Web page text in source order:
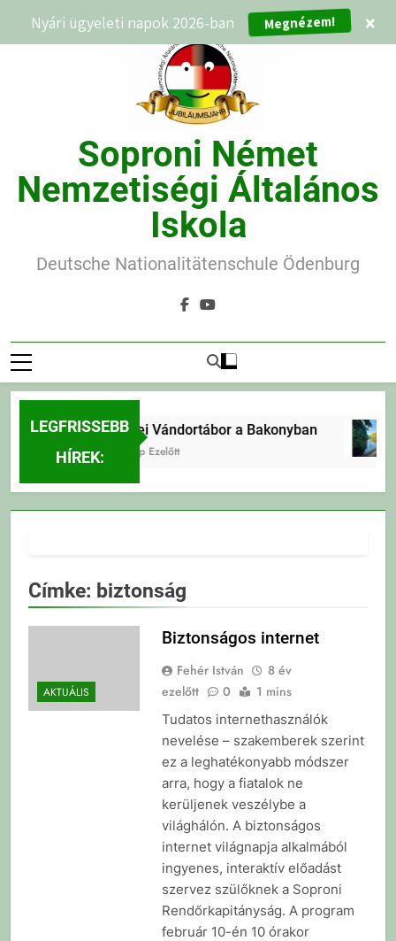
Soproni Német
Nemzetiségi Általános
Iskola
Deutsche Nationalitätenschule Ödenburg
LEGFRISSEBB
HÍREK:
Erdei Vándortábor a Bakonyban
3 Nap Ezelőtt
Címke: biztonság
AKTUÁLIS
Biztonságos internet
Fehér István
8 év
ezelőtt
0 1 mins
Tudatos internethasználók
nevelése – szakemberek szerint
ez a leghatékonyabb módszer
arra, hogy a fiatalok ne
kerüljenek veszélybe a
világhálón. A biztonságos
internet világnapja alkalmából
ingyenes, interaktív előadást
szervez szülőknek a Soproni
Rendőrkapitányság. A program
február 10-én 10 órakor
Nyári ügyeleti napok 2026-ban Megnézem! ×